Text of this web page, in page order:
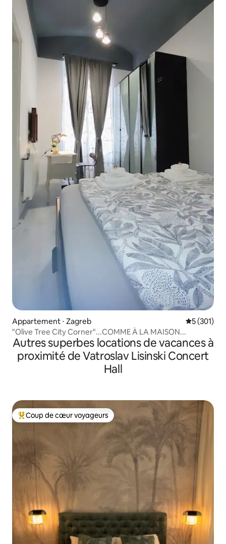
Appartement ⋅ Zagreb Évaluation
5 (301)
"Olive Tree City Corner"...COMME À LA MAISON...
Autres superbes locations de vacances à
proximité de Vatroslav Lisinski Concert
Hall
Coups de cœur voyageurs les plus appréciés
Coup de cœur voyageurs